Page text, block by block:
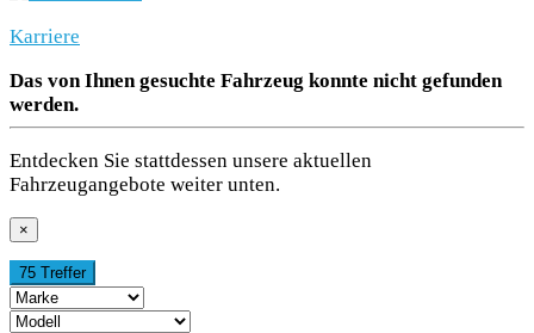
Karriere
Das von Ihnen gesuchte Fahrzeug konnte nicht gefunden
werden.
Entdecken Sie stattdessen unsere aktuellen
Fahrzeugangebote weiter unten.
×
75 Treffer